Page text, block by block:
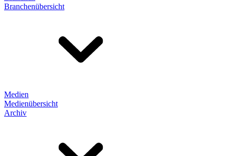
Branchenübersicht
Medien
Medienübersicht
Archiv